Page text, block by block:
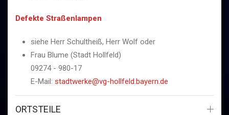
Defekte Straßenlampen
siehe Herr Schultheiß, Herr Wolf oder
Frau Blume (Stadt Hollfeld)
09274 - 980-17
E-Mail: stadtwerke@vg-hollfeld.bayern.de
ORTSTEILE